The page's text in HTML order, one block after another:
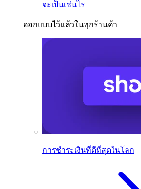
จะเป็นเช่นไร
ออกแบบไว้แล้วในทุกร้านค้า
การชำระเงินที่ดีที่สุดในโลก